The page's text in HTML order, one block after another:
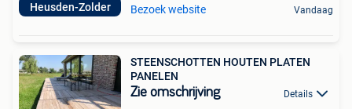
Heusden-Zolder Bezoek website Vandaag
STEENSCHOTTEN HOUTEN PLATEN
PANELEN
Zie omschrijving Details